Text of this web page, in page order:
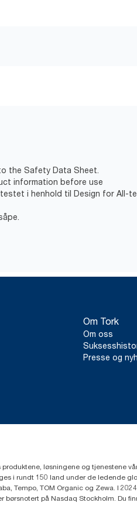
the Safety Data Sheet.
information before use
i henhold til Design for All-
Om Tork
Om oss
Presse og
løsningene og tjenestene
i rundt 150 land under de ledende
Tempo, TOM Organic og Zewa. I
på Nasdaq Stockholm. Du